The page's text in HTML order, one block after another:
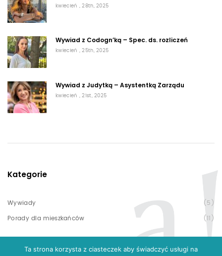
kwiecień , 28th, 2025
Wywiad z Codogn’ką – Spec. ds. rozliczeń
kwiecień , 25th, 2025
Wywiad z Judytką – Asystentką Zarządu
kwiecień , 21st, 2025
Kategorie
Wywiady (5)
Porady dla mieszkańców (11)
Ta strona korzysta z ciasteczek aby świadczyć usługi na